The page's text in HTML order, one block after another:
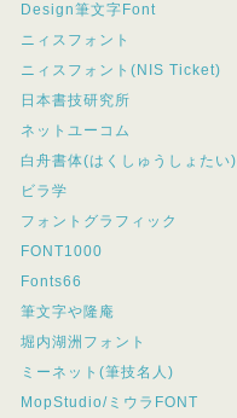
Design筆文字Font
ニィスフォント
ニィスフォント(NIS Ticket)
日本書技研究所
ネットユーコム
白舟書体(はくしゅうしょたい)
ビラ学
フォントグラフィック
FONT1000
Fonts66
筆文字や隆庵
堀内湖洲フォント
ミーネット(筆技名人)
MopStudio/ミウラFONT